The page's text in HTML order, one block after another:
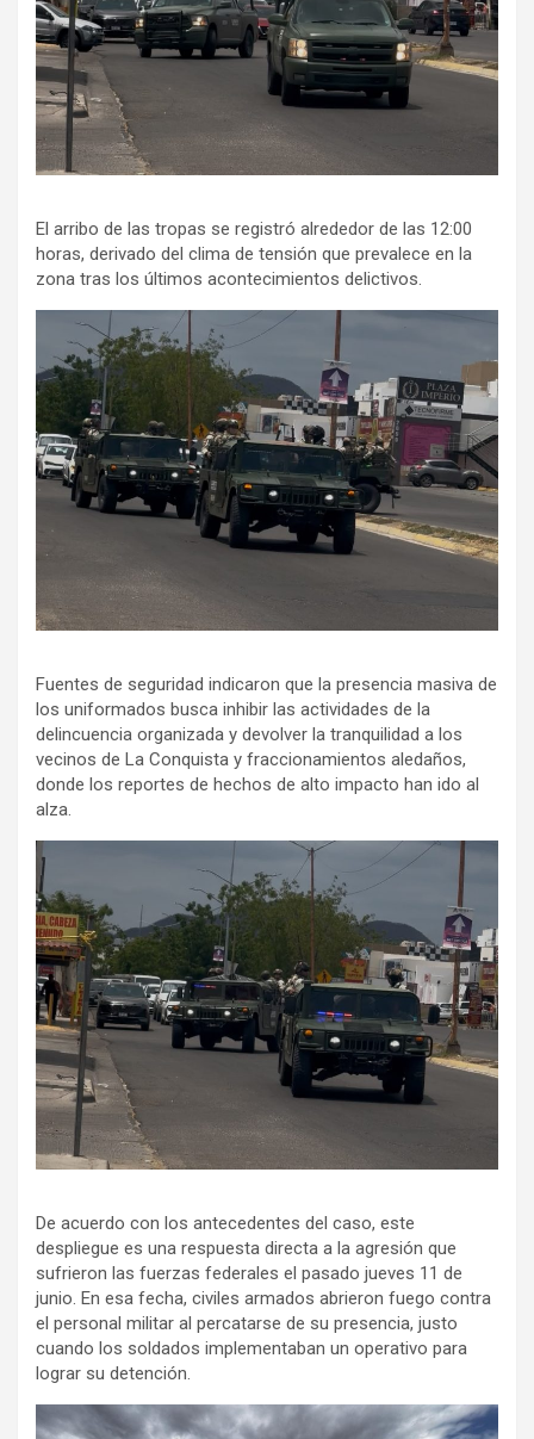
El arribo de las tropas se registró alrededor de las 12:00
horas, derivado del clima de tensión que prevalece en la
zona tras los últimos acontecimientos delictivos.
Fuentes de seguridad indicaron que la presencia masiva de
los uniformados busca inhibir las actividades de la
delincuencia organizada y devolver la tranquilidad a los
vecinos de La Conquista y fraccionamientos aledaños,
donde los reportes de hechos de alto impacto han ido al
alza.
De acuerdo con los antecedentes del caso, este
despliegue es una respuesta directa a la agresión que
sufrieron las fuerzas federales el pasado jueves 11 de
junio. En esa fecha, civiles armados abrieron fuego contra
el personal militar al percatarse de su presencia, justo
cuando los soldados implementaban un operativo para
lograr su detención.